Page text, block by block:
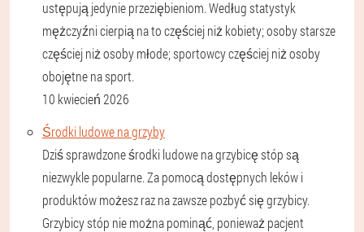
ustępują jedynie przeziębieniom. Według statystyk
mężczyźni cierpią na to częściej niż kobiety; osoby starsze
częściej niż osoby młode; sportowcy częściej niż osoby
obojętne na sport.
10 kwiecień 2026
Środki ludowe na grzyby
Dziś sprawdzone środki ludowe na grzybicę stóp są
niezwykle popularne. Za pomocą dostępnych leków i
produktów możesz raz na zawsze pozbyć się grzybicy.
Grzybicy stóp nie można pominąć, ponieważ pacjent